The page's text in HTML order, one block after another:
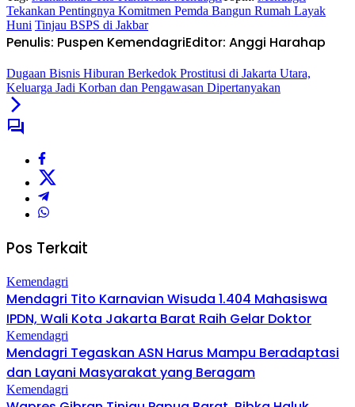
Tekankan Pentingnya Komitmen Pemda Bangun Rumah Layak
Huni Tinjau BSPS di Jakbar
Penulis: Puspen KemendagriEditor: Anggi Harahap
Dugaan Bisnis Hiburan Berkedok Prostitusi di Jakarta Utara,
Keluarga Jadi Korban dan Pengawasan Dipertanyakan
Pos Terkait
Kemendagri
Mendagri Tito Karnavian Wisuda 1.404 Mahasiswa
IPDN, Wali Kota Jakarta Barat Raih Gelar Doktor
Kemendagri
Mendagri Tegaskan ASN Harus Mampu Beradaptasi
dan Layani Masyarakat yang Beragam
Kemendagri